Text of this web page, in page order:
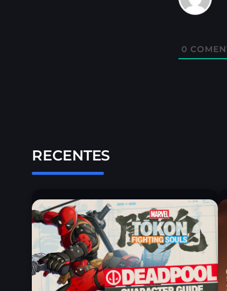
0
RECENTES